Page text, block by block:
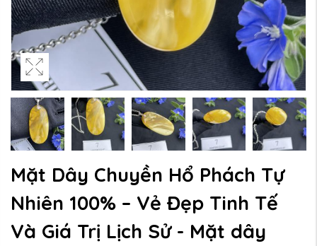
Mặt Dây Chuyền Hổ Phách Tự
Nhiên 100% – Vẻ Đẹp Tinh Tế
Và Giá Trị Lịch Sử - Mặt dây